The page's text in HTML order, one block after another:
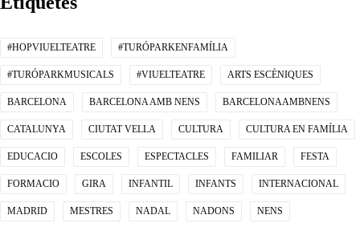
#HOPVIUELTEATRE #TURÓPARKENFAMÍLIA
#TURÓPARKMUSICALS #VIUELTEATRE ARTS ESCÈNIQUES
BARCELONA BARCELONA AMB NENS BARCELONAAMBNENS
CATALUNYA CIUTAT VELLA CULTURA CULTURA EN FAMÍLIA
EDUCACIO ESCOLES ESPECTACLES FAMILIAR FESTA
FORMACIO GIRA INFANTIL INFANTS INTERNACIONAL
MADRID MESTRES NADAL NADONS NENS